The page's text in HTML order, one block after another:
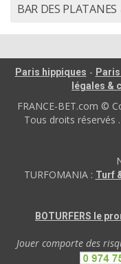
BAR DES PLATANES
Paris hippiques -
légales &
FRANCE-BET.com ©
Tous droits réservés
TURFOMANIA : Turf
BOTURFERS le
Jouer comporte des